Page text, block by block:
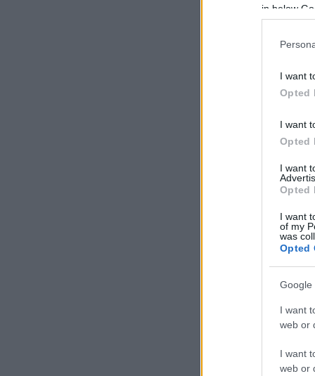
in below
I want
Opted
I want
Opted
I want
Opted
I want
of my
was
Opted
Google
I want
web or
I want
web or